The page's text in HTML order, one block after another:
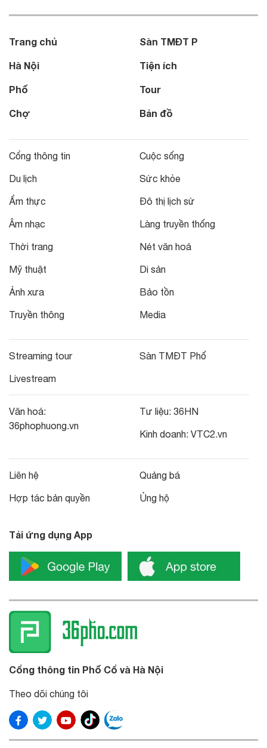
Trang chủ
Hà Nội
Phố
Chợ
Sàn TMĐT P
Tiện ích
Tour
Bản đồ
Cổng thông tin
Du lịch
Ẩm thực
Âm nhạc
Thời trang
Mỹ thuật
Ảnh xưa
Truyền thông
Cuộc sống
Sức khỏe
Đô thị lịch sử
Làng truyền thống
Nét văn hoá
Di sản
Bảo tồn
Media
Streaming tour
Livestream
Sàn TMĐT Phố
Văn hoá:
36phophuong.vn
Tư liệu: 36HN
Kinh doanh: VTC2.vn
Liên hệ
Hợp tác bản quyền
Quảng bá
Ủng hộ
Tải ứng dụng App
Cổng thông tin Phố Cổ và Hà Nội
Theo dõi chúng tôi